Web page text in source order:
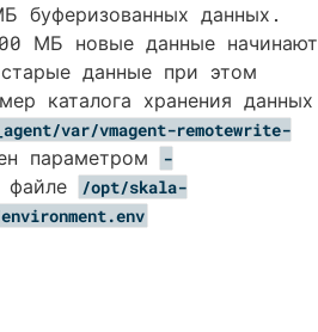
буферизованных данных.
МБ новые данные начинают
данные при этом
каталога хранения данных
var/vmagent-remotewrite-
параметром
-
файле
/opt/skala-